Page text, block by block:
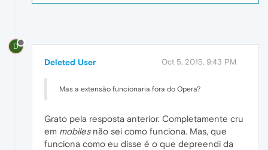
D
Deleted User Oct 5, 2015, 9:43 PM
Mas a extensão funcionaria fora do Opera?
Grato pela resposta anterior. Completamente cru
em mobilesnão sei como funciona. Mas, que
funciona como eu disse é o que depreendi da